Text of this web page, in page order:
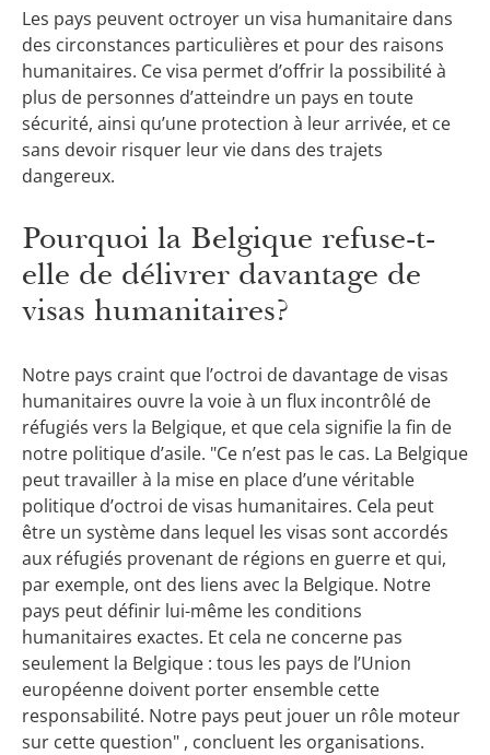
Les pays peuvent octroyer un visa humanitaire dans
des circonstances particulières et pour des raisons
humanitaires. Ce visa permet d’offrir la possibilité à
plus de personnes d’atteindre un pays en toute
sécurité, ainsi qu’une protection à leur arrivée, et ce
sans devoir risquer leur vie dans des trajets
dangereux.
Pourquoi la Belgique refuse-t-
elle de délivrer davantage de
visas humanitaires?
Notre pays craint que l’octroi de davantage de visas
humanitaires ouvre la voie à un flux incontrôlé de
réfugiés vers la Belgique, et que cela signifie la fin de
notre politique d’asile. "Ce n’est pas le cas. La Belgique
peut travailler à la mise en place d’une véritable
politique d’octroi de visas humanitaires. Cela peut
être un système dans lequel les visas sont accordés
aux réfugiés provenant de régions en guerre et qui,
par exemple, ont des liens avec la Belgique. Notre
pays peut définir lui-même les conditions
humanitaires exactes. Et cela ne concerne pas
seulement la Belgique : tous les pays de l’Union
européenne doivent porter ensemble cette
responsabilité. Notre pays peut jouer un rôle moteur
sur cette question" , concluent les organisations.